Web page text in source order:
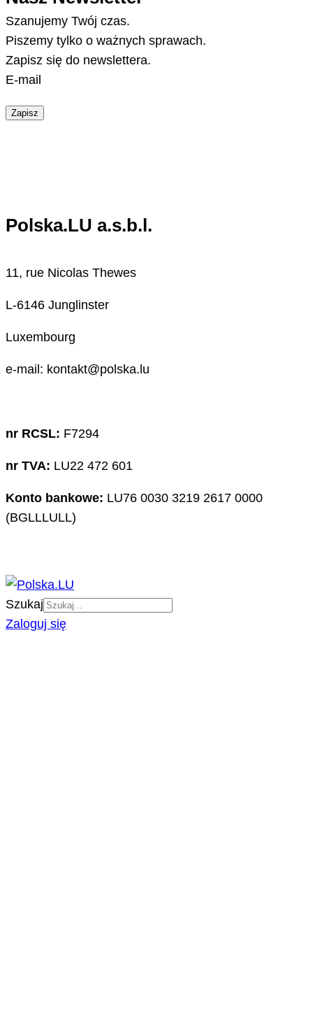
Szanujemy Twój czas.
Piszemy tylko o ważnych sprawach.
Zapisz się do newslettera.
E-mail
Zapisz
Polska.LU a.s.b.l.
11, rue Nicolas Thewes
L-6146 Junglinster
Luxembourg
e-mail: kontakt@polska.lu
nr RCSL: F7294
nr TVA: LU22 472 601
Konto bankowe: LU76 0030 3219 2617 0000
(BGLLLULL)
Szukaj
Zaloguj się